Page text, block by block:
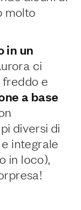
molto
in un
ci
e
a base
diversi di
integrale
in loco),